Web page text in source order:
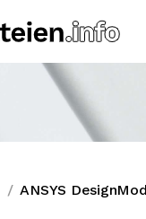
ANSYS